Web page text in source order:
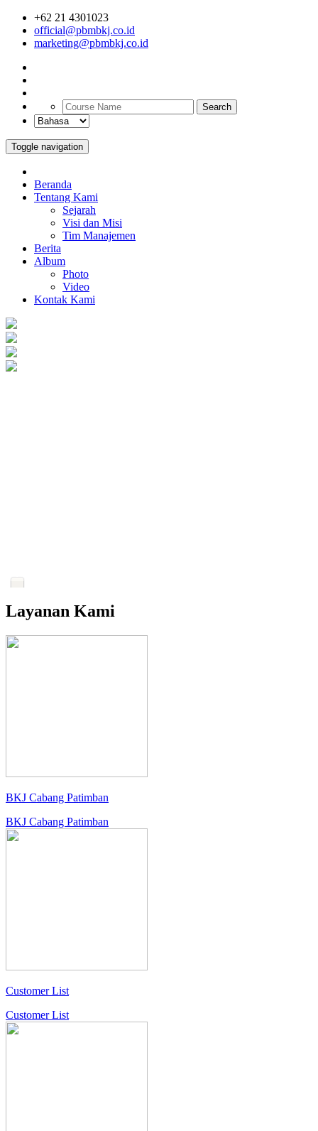
+62 21 4301023
official@pbmbkj.co.id
marketing@pbmbkj.co.id
Search
Toggle navigation
Beranda
Tentang Kami
Sejarah
Visi dan Misi
Tim Manajemen
Berita
Album
Photo
Video
Kontak Kami
Layanan Kami
BKJ Cabang Patimban
BKJ Cabang Patimban
Customer List
Customer List